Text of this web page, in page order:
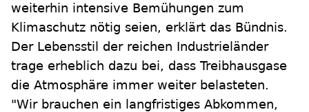
weiterhin intensive Bemühungen zum
Klimaschutz nötig seien, erklärt das Bündnis.
Der Lebensstil der reichen Industrieländer
trage erheblich dazu bei, dass Treibhausgase
die Atmosphäre immer weiter belasteten.
"Wir brauchen ein langfristiges Abkommen,